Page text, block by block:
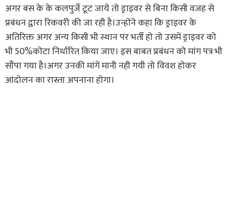
अगर बस के के कलपुर्जे टूट जाये तो ड्राइवर से बिना किसी वजह से
प्रबंधन द्वारा रिकवरी की जा रही है।उन्होंने कहा कि ड्राइवर के
अतिरिक्त अगर अन्य किसी भी स्थान पर भर्ती हो तो उसमें ड्राइवर को
भी 50%कोटा निर्धारित किया जाए। इस बाबत प्रबंधन को मांग पत्र भी
सौंपा गया है।अगर उनकी मांगें मानी नही गयी तो विवश होकर
आंदोलन का रास्ता अपनाना होगा।